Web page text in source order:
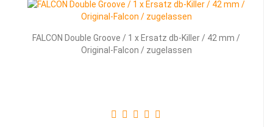
FALCON Double Groove / 1 x Ersatz db-Killer / 42 mm /
Original-Falcon / zugelassen